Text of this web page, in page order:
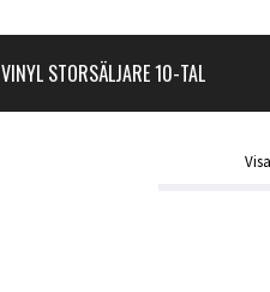
VINYL STORSÄLJARE 10-TAL